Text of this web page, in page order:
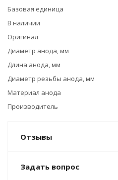
Базовая единица
В наличии
Оригинал
Диаметр анода, мм
Длина анода, мм
Диаметр резьбы анода, мм
Материал анода
Производитель
Отзывы
Задать вопрос